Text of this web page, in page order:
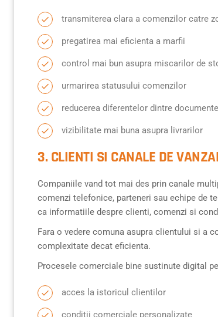
transmiterea clara a comenzilor catre
pregatirea mai eficienta a marfii
control mai bun asupra miscarilor de
urmarirea statusului comenzilor
reducerea diferentelor dintre
vizibilitate mai buna asupra livrarilor
3. CLIENTI SI CANALE DE
Companiile vand tot mai des prin canale
comenzi telefonice, parteneri sau echipe de
ca informatiile despre clienti, comenzi si
Fara o vedere comuna asupra clientului si a
complexitate decat eficienta.
Procesele comerciale bine sustinute digital
acces la istoricul clientilor
conditii comerciale personalizate